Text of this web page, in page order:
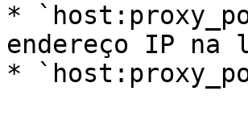
*
endereço IP na
*